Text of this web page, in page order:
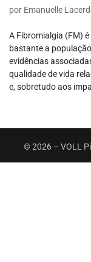
por Emanuelle
A Fibromialgia (FM)
bastante a
evidências
qualidade de vida
e, sobretudo aos
© 2026 – VOLL